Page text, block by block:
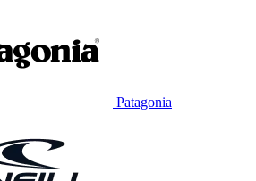
Patagonia